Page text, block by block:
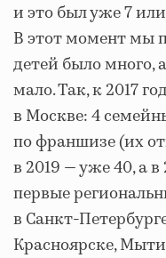
и это был уже 7
В этот момент мы
детей было много,
мало. Так, к 2017
в Москве: 4
по франшизе (их
в 2019 — уже 40, а
первые
в
Красноярске,